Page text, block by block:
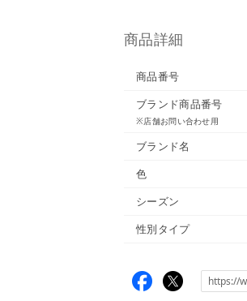
商品詳細
商品番号
ブランド商品番号
※店舗お問い合わせ用
ブランド名
色
シーズン
性別タイプ